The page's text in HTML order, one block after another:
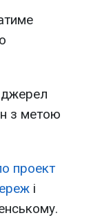
джерел
з метою
проект
і